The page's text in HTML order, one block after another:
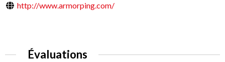
http://www.armorping.com/
Évaluations